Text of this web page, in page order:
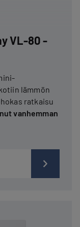
VL-80 -
lämmön
ratkaisu
vanhemman